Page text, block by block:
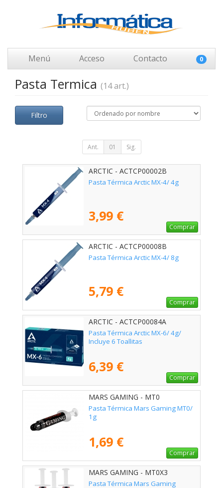
Menú Acceso Contacto 0
Pasta Termica (14 art.)
Filtro
Ant. 01 Sig.
ARCTIC - ACTCP00002B
Pasta Térmica Arctic MX-4/ 4g
3,99 €
Comprar
ARCTIC - ACTCP00008B
Pasta Térmica Arctic MX-4/ 8g
5,79 €
Comprar
ARCTIC - ACTCP00084A
Pasta Térmica Arctic MX-6/ 4g/
Incluye 6 Toallitas
6,39 €
Comprar
MARS GAMING - MT0
Pasta Térmica Mars Gaming MT0/
1g
1,69 €
Comprar
MARS GAMING - MT0X3
Pasta Térmica Mars Gaming